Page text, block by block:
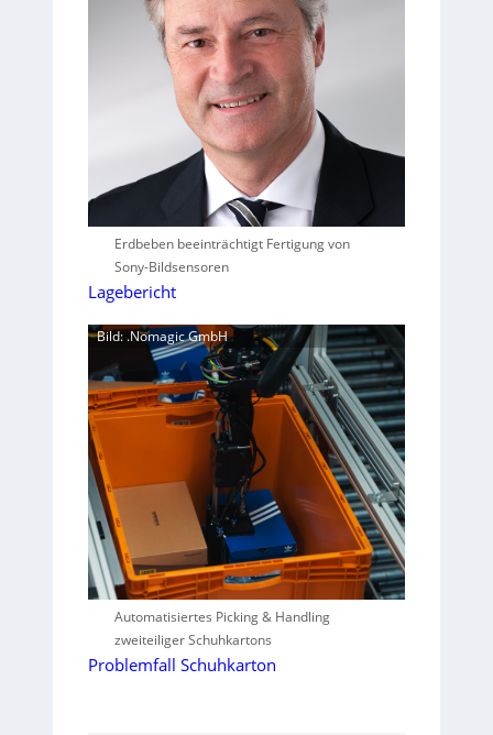
Erdbeben beeinträchtigt Fertigung von
Sony-Bildsensoren
Lagebericht
Bild: .Nomagic GmbH
Automatisiertes Picking & Handling
zweiteiliger Schuhkartons
Problemfall Schuhkarton